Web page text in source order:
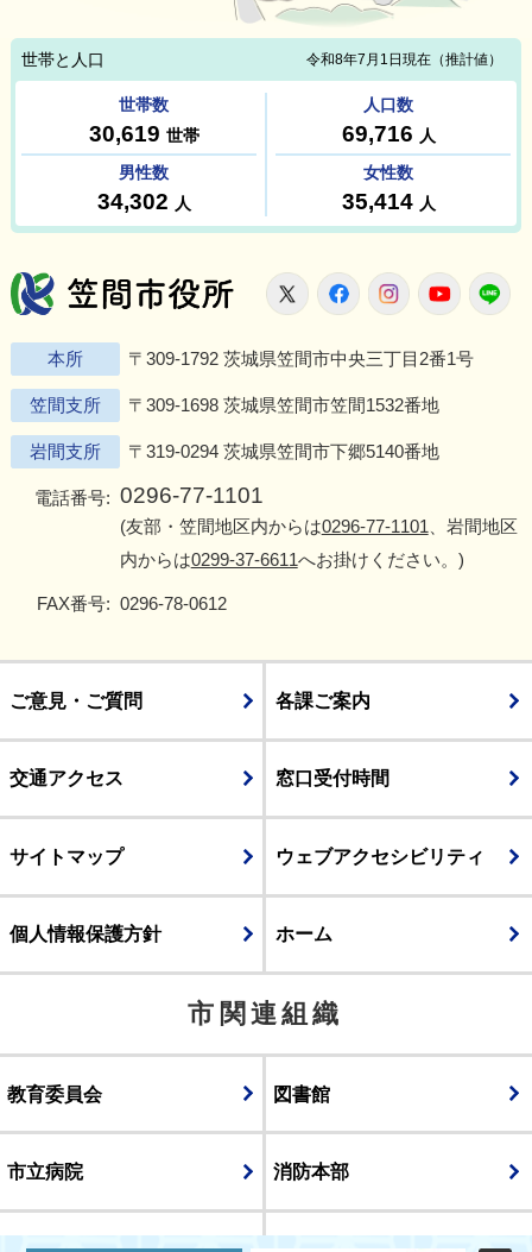
笠間市役所
X FacebookInstagram
本所 〒309-1792 茨城県笠間市中央三丁目2番1号
笠間支所 〒309-1698 茨城県笠間市笠間1532番地
岩間支所 〒319-0294 茨城県笠間市下郷5140番地
電話番号: 0296-77-1101
(友部・笠間地区内からは0296-77-1101 、岩間地区
内からは0299-37-6611へお掛けください。)
FAX番号: 0296-78-0612
ご意見・ご質問 各課ご案内
交通アクセス 窓口受付時間
サイトマップ ウェブアクセシビリティ
個人情報保護方針 ホーム
市関連組織
教育委員会 図書館
市立病院 消防本部